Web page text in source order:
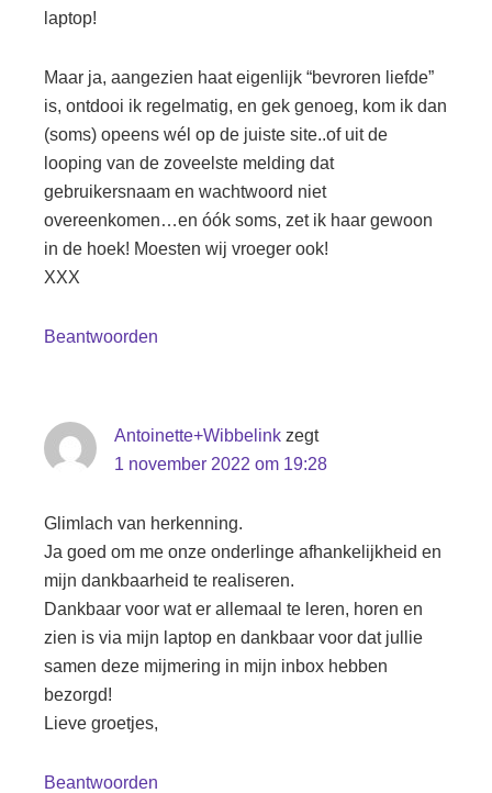
laptop!
Maar ja, aangezien haat eigenlijk “bevroren liefde”
is, ontdooi ik regelmatig, en gek genoeg, kom ik dan
(soms) opeens wél op de juiste site..of uit de
looping van de zoveelste melding dat
gebruikersnaam en wachtwoord niet
overeenkomen…en óók soms, zet ik haar gewoon
in de hoek! Moesten wij vroeger ook!
XXX
Beantwoorden
Antoinette+Wibbelink zegt
1 november 2022 om 19:28
Glimlach van herkenning.
Ja goed om me onze onderlinge afhankelijkheid en
mijn dankbaarheid te realiseren.
Dankbaar voor wat er allemaal te leren, horen en
zien is via mijn laptop en dankbaar voor dat jullie
samen deze mijmering in mijn inbox hebben
bezorgd!
Lieve groetjes,
Beantwoorden